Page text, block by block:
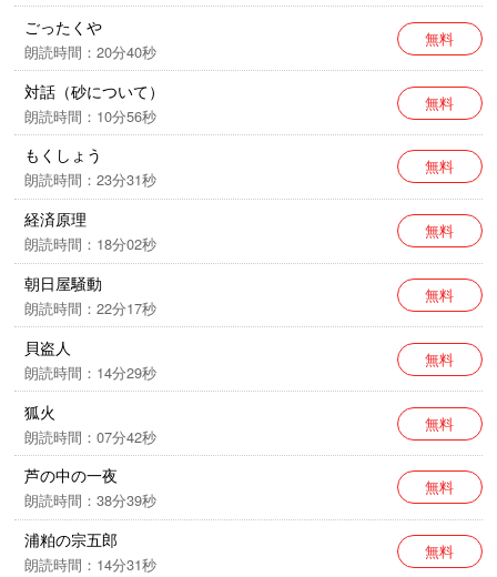
ごったくや
朗読時間：20分40秒
無料
対話（砂について）
朗読時間：10分56秒
無料
もくしょう
朗読時間：23分31秒
無料
経済原理
朗読時間：18分02秒
無料
朝日屋騒動
朗読時間：22分17秒
無料
貝盗人
朗読時間：14分29秒
無料
狐火
朗読時間：07分42秒
無料
芦の中の一夜
朗読時間：38分39秒
無料
浦粕の宗五郎
朗読時間：14分31秒
無料